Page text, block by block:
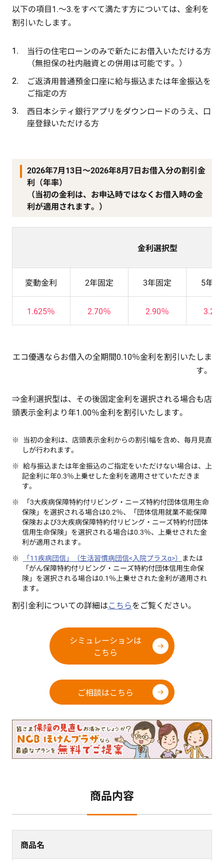
以下の項目1.～3.をすべて満たす方については、金利を
割引いたします。
当行の住宅ローンのみで新たにお借入いただける方
（無担保の社内融資との併用は可能です。）
ご返済用普通預金口座に給与振込または年金振込を
ご指定の方
西日本シティ銀行アプリをダウンロードのうえ、口
座登録いただける方
2026年7月13日～2026年8月7日お借入分の割引金
利（年率）
（当初の金利は、お申込時ではなくお借入時の金
利が適用されます。）
金利選択型
変動金利 2年固定 3年固定 5年固
1.625％ 2.70％ 2.90％ 3.20
エコ優遇ならお借入の全期間0.10％金利を割引いたしま
す。
⇒金利選択型は、その後固定金利を選択される場合も店
頭表示金利より年1.00％金利を割引いたします。
当初の金利は、店頭表示金利からの割引幅を含め、毎月見直
しが行われます。
給与振込または年金振込のご指定をいただけない場合は、上
記金利に年0.3％上乗せした金利を適用させていただきま
す。
「3大疾病保障特約付リビング・ニーズ特約付団体信用生命
保険」を選択される場合は0.2％、「団体信用就業不能保障
保険および3大疾病保障特約付リビング・ニーズ特約付団体
信用生命保険」を選択される場合は0.3％、上乗せされた金
利が適用されます。
「11疾病団信」（生活習慣病団信<入院プラスα>）
または
「がん保障特約付リビング・ニーズ特約付団体信用生命保
険」を選択される場合は0.1％上乗せされた金利が適用され
ます。
割引金利についての詳細はこちらをご覧ください。
シミュレーションは
こちら
ご相談はこちら
商品内容
商品名